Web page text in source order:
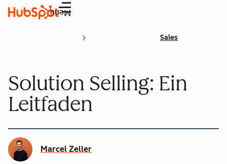
Menü
Sales
Solution Selling: Ein
Leitfaden
Marcel Zeller